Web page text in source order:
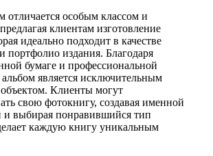
особым классом и
клиентам изготовление
идеально подходит в качестве
портфолио издания. Благодаря
бумаге и профессиональной
является исключительным
Клиенты могут
свою фотокнигу, создавая именной
и выбирая понравившийся тип
каждую книгу уникальным